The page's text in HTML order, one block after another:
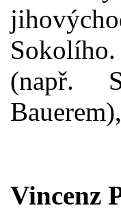
(např.
Vincenz